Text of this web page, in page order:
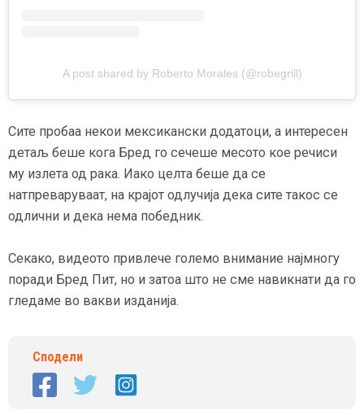
A post shared by Roberto Morales (@robegrill)
Сите пробаа некои мексикански додатоци, а интересен
детаљ беше кога Бред го сечеше месото кое речиси
му излета од рака. Иако целта беше да се
натпреваруваат, на крајот одлучија дека сите такос се
одлични и дека нема победник.
Секако, видеото привлече големо внимание најмногу
поради Бред Пит, но и затоа што не сме навикнати да го
гледаме во вакви изданија.
Сподели